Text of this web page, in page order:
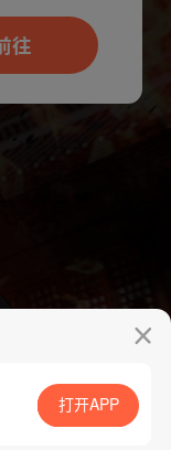
App免费看
打开APP
App新用
往